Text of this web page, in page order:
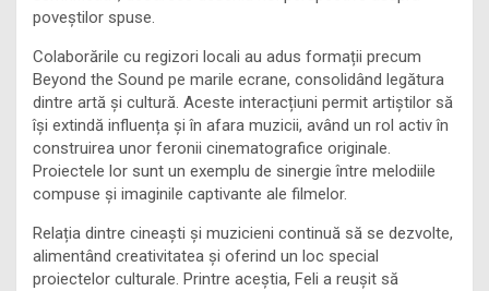
poveștilor spuse.
Colaborările cu regizori locali au adus formații precum
Beyond the Sound pe marile ecrane, consolidând legătura
dintre artă și cultură. Aceste interacțiuni permit artiștilor să
își extindă influența și în afara muzicii, având un rol activ în
construirea unor feronii cinematografice originale.
Proiectele lor sunt un exemplu de sinergie între melodiile
compuse și imaginile captivante ale filmelor.
Relația dintre cineaști și muzicieni continuă să se dezvolte,
alimentând creativitatea și oferind un loc special
proiectelor culturale. Printre aceștia, Feli a reușit să